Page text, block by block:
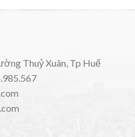
Thuỷ Xuân, Tp Huế